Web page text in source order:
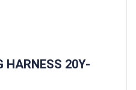
HARNESS 20Y-